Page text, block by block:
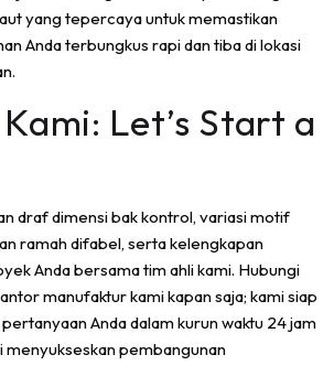
yang tepercaya untuk memastikan
Anda terbungkus rapi dan tiba di lokasi
Let’s Start a
draf dimensi bak kontrol, variasi motif
ramah difabel, serta kelengkapan
Anda bersama tim ahli kami. Hubungi
manufaktur kami kapan saja; kami siap
Anda dalam kurun waktu 24 jam
menyukseskan pembangunan